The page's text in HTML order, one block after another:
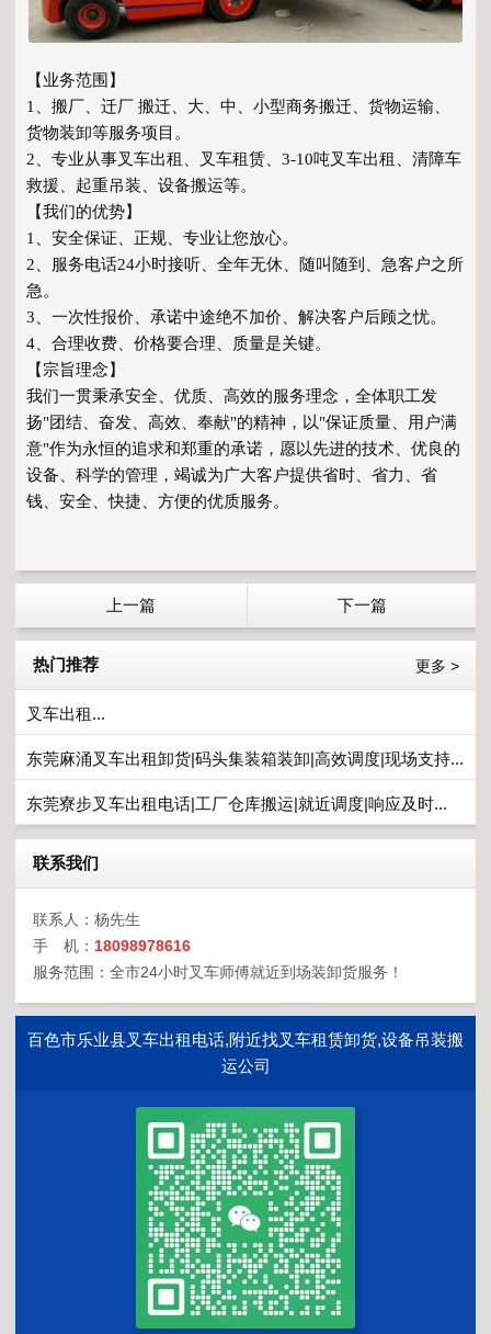
【业务范围】
1、搬厂、迁厂 搬迁、大、中、小型商务搬迁、货物运输、
货物装卸等服务项目。
2、专业从事叉车出租、叉车租赁、3-10吨叉车出租、清障车
救援、起重吊装、设备搬运等。
【我们的优势】
1、安全保证、正规、专业让您放心。
2、服务电话24小时接听、全年无休、随叫随到、急客户之所
急。
3、一次性报价、承诺中途绝不加价、解决客户后顾之忧。
4、合理收费、价格要合理、质量是关键。
【宗旨理念】
我们一贯秉承安全、优质、高效的服务理念，全体职工发
扬"团结、奋发、高效、奉献"的精神，以"保证质量、用户满
意"作为永恒的追求和郑重的承诺，愿以先进的技术、优良的
设备、科学的管理，竭诚为广大客户提供省时、省力、省
钱、安全、快捷、方便的优质服务。
上一篇 下一篇
热门推荐 更多 >
叉车出租...
东莞麻涌叉车出租卸货|码头集装箱装卸|高效调度|现场支持...
东莞寮步叉车出租电话|工厂仓库搬运|就近调度|响应及时...
联系我们
联系人：杨先生
手 机： 18098978616
服务范围：全市24小时叉车师傅就近到场装卸货服务！
百色市乐业县叉车出租电话,附近找叉车租赁卸货,设备吊装搬
运公司